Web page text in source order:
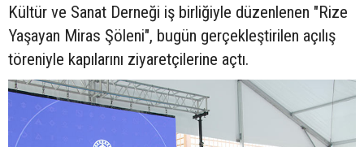
Kültür ve Sanat Derneği iş birliğiyle düzenlenen "Rize
Yaşayan Miras Şöleni", bugün gerçekleştirilen açılış
töreniyle kapılarını ziyaretçilerine açtı.